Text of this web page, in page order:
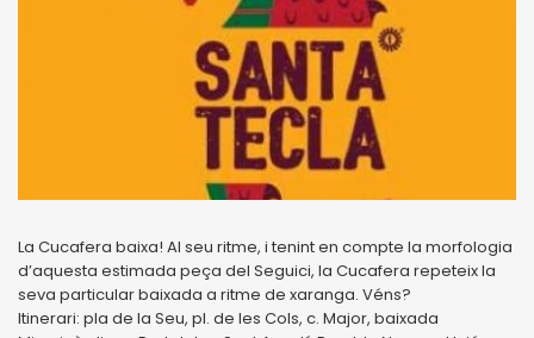
La Cucafera baixa! Al seu ritme, i tenint en compte la morfologia
d’aquesta estimada peça del Seguici, la Cucafera repeteix la
seva particular baixada a ritme de xaranga. Véns?
Itinerari: pla de la Seu, pl. de les Cols, c. Major, baixada